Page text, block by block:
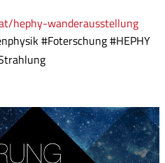
hephy-wanderausstellung
#Foterschung #HEPHY